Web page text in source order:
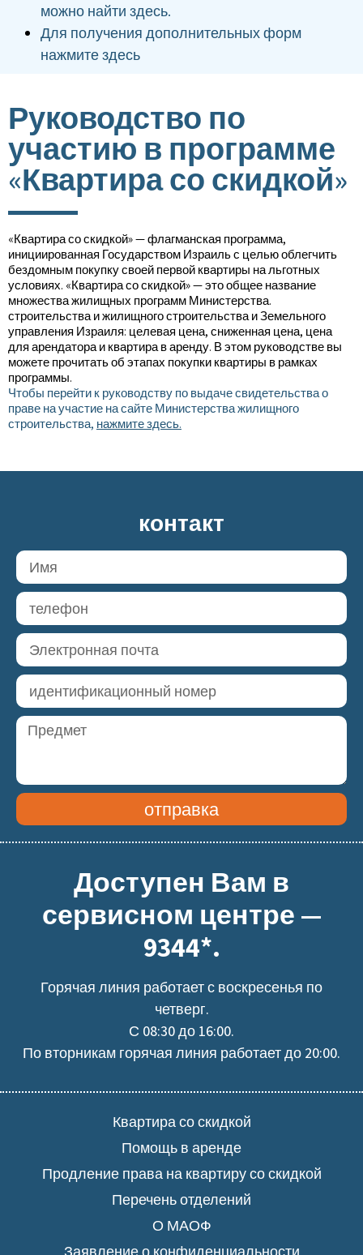
можно найти здесь.
Для получения дополнительных форм
нажмите здесь
Руководство по
участию в программе
«Квартира со скидкой»
«Квартира со скидкой» — флагманская программа,
инициированная Государством Израиль с целью облегчить
бездомным покупку своей первой квартиры на льготных
условиях. «Квартира со скидкой» — это общее название
множества жилищных программ Министерства.
строительства и жилищного строительства и Земельного
управления Израиля: целевая цена, сниженная цена, цена
для арендатора и квартира в аренду. В этом руководстве вы
можете прочитать об этапах покупки квартиры в рамках
программы.
Чтобы перейти к руководству по выдаче свидетельства о
праве на участие на сайте Министерства жилищного
строительства, нажмите здесь.
контакт
отправка
Доступен Вам в
сервисном центре —
9344*.
Горячая линия работает с воскресенья по
четверг.
С 08:30 до 16:00.
По вторникам горячая линия работает до 20:00.
Квартира со скидкой
Помощь в аренде
Продление права на квартиру со скидкой
Перечень отделений
О МАОФ